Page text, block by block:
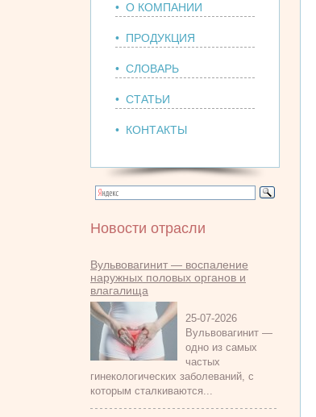
• О КОМПАНИИ
• ПРОДУКЦИЯ
• СЛОВАРЬ
• СТАТЬИ
• КОНТАКТЫ
Новости отрасли
Вульвовагинит — воспаление
наружных половых органов и
влагалища
25-07-2026
Вульвовагинит —
одно из самых
частых
гинекологических заболеваний, с
которым сталкиваются...